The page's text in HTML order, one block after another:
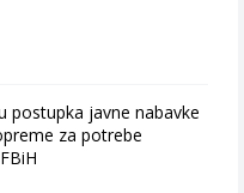
postupka javne nabavke
za potrebe